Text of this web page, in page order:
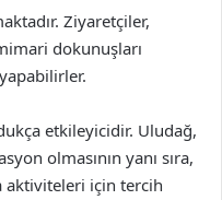
Ziyaretçiler,
dokunuşları
etkileyicidir. Uludağ,
olmasının yanı sıra,
aktiviteleri için tercih